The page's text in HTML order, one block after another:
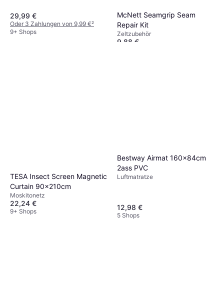
29,99 €
Oder 3 Zahlungen von 9,99 €²
9+ Shops
McNett Seamgrip Seam
Repair Kit
Zeltzubehör
9,88 €
TESA Insect Screen Magnetic
Curtain 90x210cm
Moskitonetz
22,24 €
9+ Shops
Bestway Airmat 160x84cm
2ass PVC
Luftmatratze
12,98 €
5 Shops